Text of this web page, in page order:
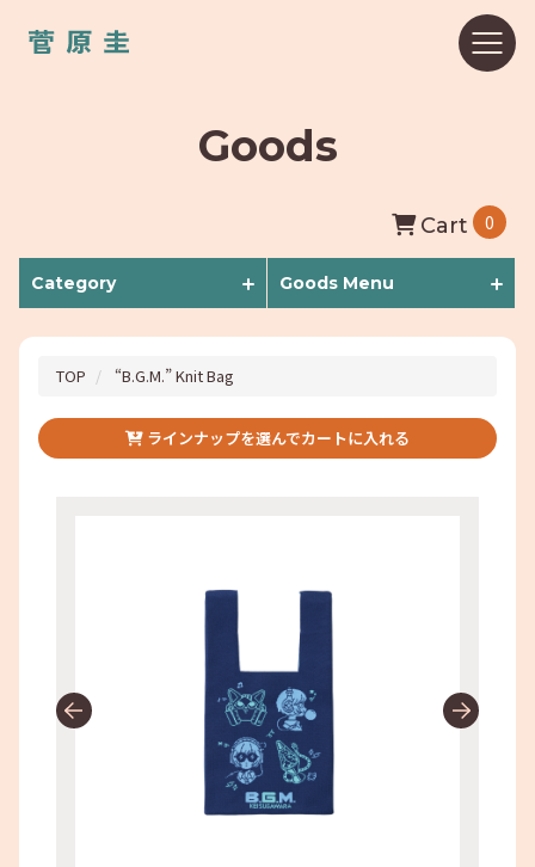
Goods
Cart 0
Category Goods Menu
TOP “B.G.M.” Knit Bag
ラインナップを選んでカートに入れる